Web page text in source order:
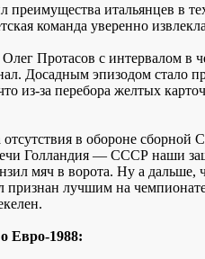
преимущества итальянцев в
команда уверенно
Протасов с интервалом в
Досадным эпизодом стало
из-за перебора желтых
отсутствия в обороне
Голландия — СССР наши
мяч в ворота. Ну а дальше,
признан лучшим на
Евро-1988: